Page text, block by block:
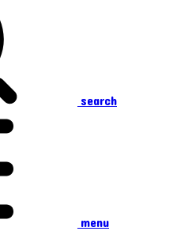
search
menu